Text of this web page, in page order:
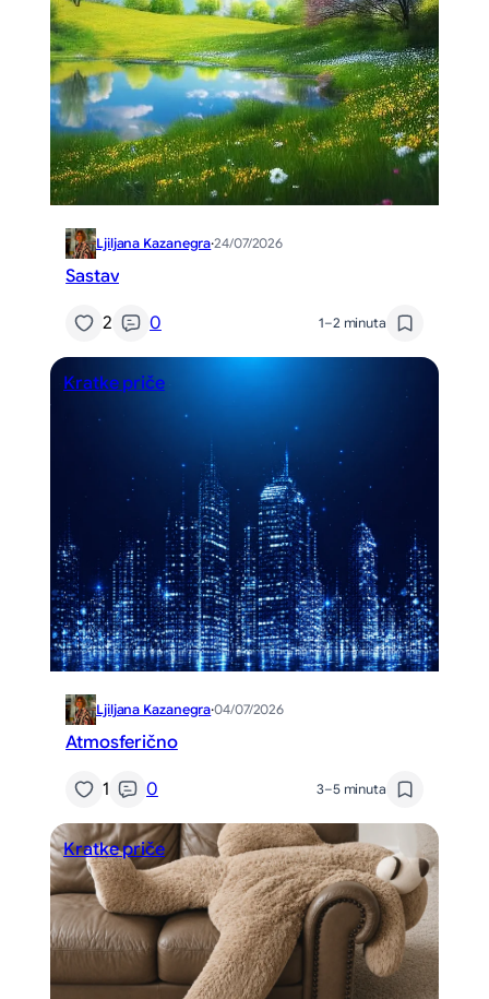
Ljiljana Kazanegra·24/07/2026
Sastav
2 0 1–2 minuta
Kratke priče
Ljiljana Kazanegra·04/07/2026
Atmosferično
1 0 3–5 minuta
Kratke priče